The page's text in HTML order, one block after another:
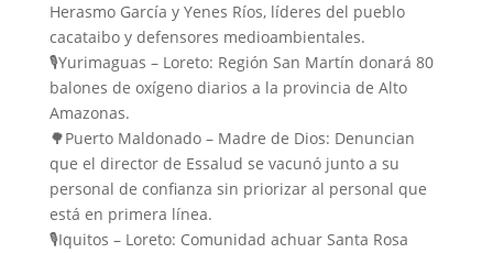
Herasmo García y Yenes Ríos, líderes del pueblo
cacataibo y defensores medioambientales.
🎙️Yurimaguas – Loreto: Región San Martín donará 80
balones de oxígeno diarios a la provincia de Alto
Amazonas.
🌳Puerto Maldonado – Madre de Dios: Denuncian
que el director de Essalud se vacunó junto a su
personal de confianza sin priorizar al personal que
está en primera línea.
🎙️Iquitos – Loreto: Comunidad achuar Santa Rosa